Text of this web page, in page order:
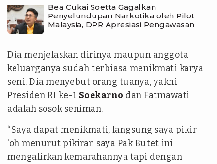
Bea Cukai Soetta Gagalkan
Penyelundupan Narkotika oleh Pilot
Malaysia, DPR Apresiasi Pengawasan
Dia menjelaskan dirinya maupun anggota
keluarganya sudah terbiasa menikmati karya
seni. Dia menyebut orang tuanya, yakni
Presiden RI ke-1 Soekarno dan Fatmawati
adalah sosok seniman.
“Saya dapat menikmati, langsung saya pikir
'oh menurut pikiran saya Pak Butet ini
mengalirkan kemarahannya tapi dengan